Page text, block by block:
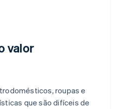
valor
roupas e
que são difíceis de